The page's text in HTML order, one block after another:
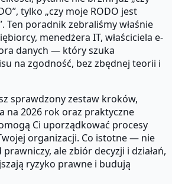
tylko „czy moje RODO jest
Ten poradnik zebraliśmy właśnie
menedżera IT, właściciela e-
danych — który szuka
na zgodność, bez zbędnej teorii i
sprawdzony zestaw kroków,
na 2026 rok oraz praktyczne
Ci uporządkować procesy
organizacji. Co istotne — nie
prawniczy, ale zbiór decyzji i działań,
ryzyko prawne i budują